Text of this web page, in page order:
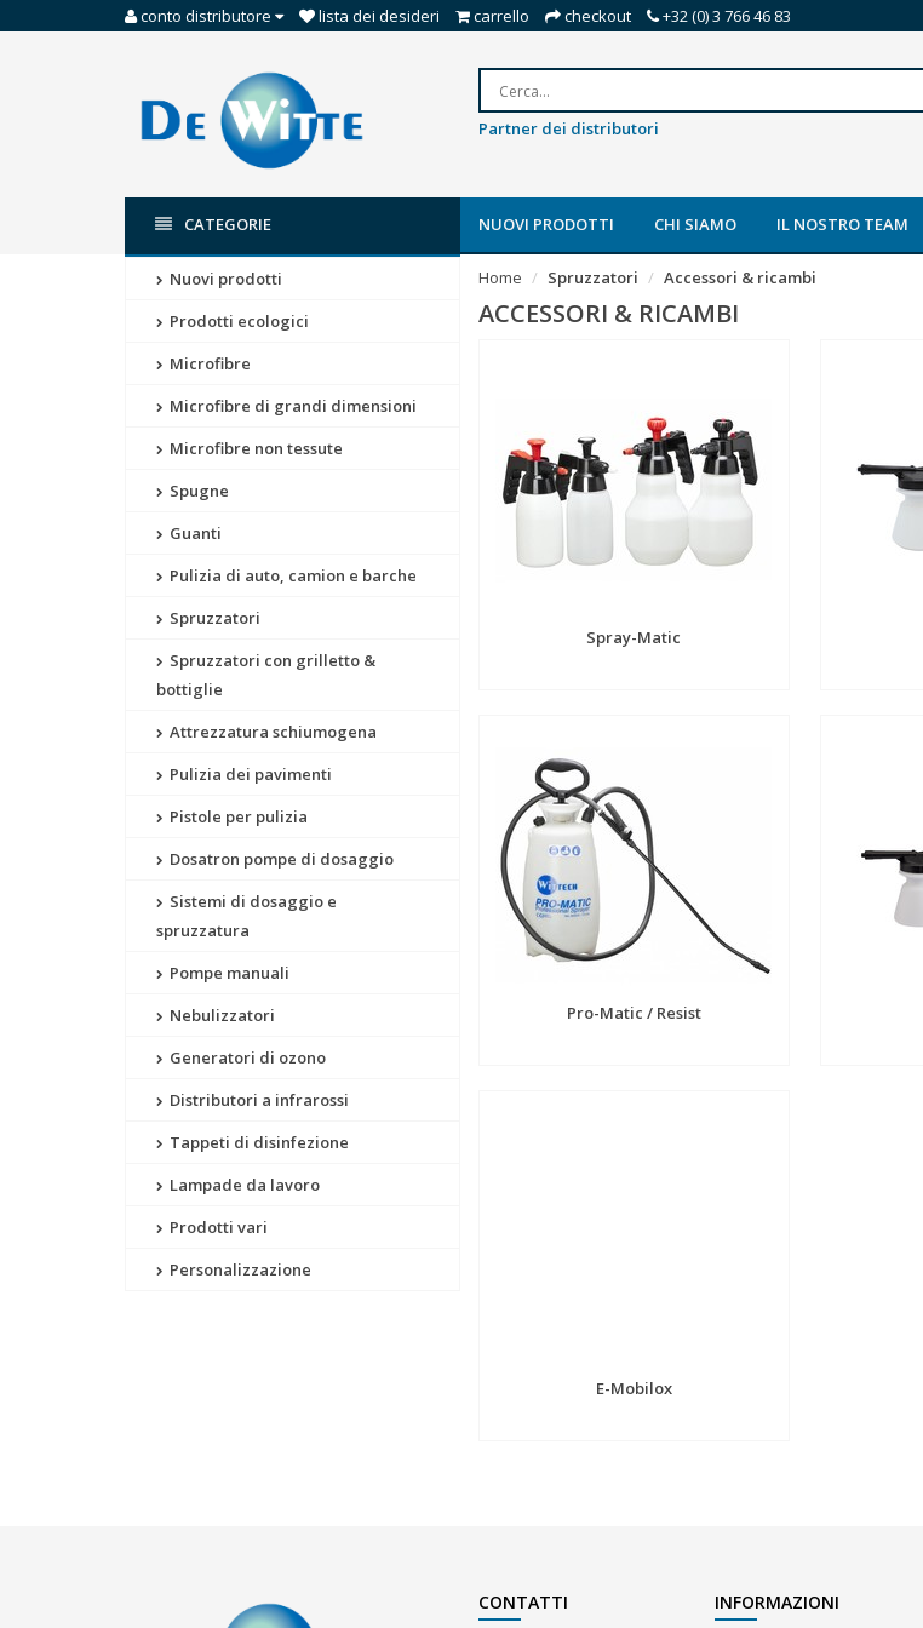
conto distributore lista dei desideri carrello checkout +32 (0) 3 766 46 83
Partner dei distributori
CATEGORIE NUOVI PRODOTTI CHI SIAMO IL NOSTRO TEAM
Nuovi prodotti
Prodotti ecologici
Microfibre
Microfibre di grandi dimensioni
Microfibre non tessute
Spugne
Guanti
Pulizia di auto, camion e barche
Spruzzatori
Spruzzatori con grilletto &
bottiglie
Attrezzatura schiumogena
Pulizia dei pavimenti
Pistole per pulizia
Dosatron pompe di dosaggio
Sistemi di dosaggio e
spruzzatura
Pompe manuali
Nebulizzatori
Generatori di ozono
Distributori a infrarossi
Tappeti di disinfezione
Lampade da lavoro
Prodotti vari
Personalizzazione
Home Spruzzatori Accessori & ricambi
ACCESSORI & RICAMBI
Spray-Matic
Pro-Matic / Resist
E-Mobilox
CONTATTI INFORMAZIONI